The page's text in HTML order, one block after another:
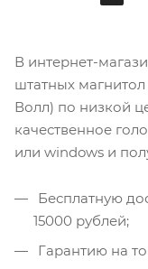
В интернет-
штатных
Волл) по низкой
качественное
или windows и
Бесплатную
15000 рублей;
Гарантию на